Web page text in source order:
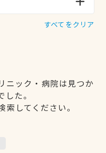
すべてをクリア
ニック・病院は見つか
した。
してください。